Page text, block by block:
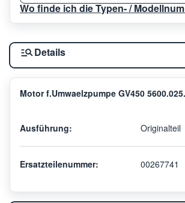
Wo finde ich die Typen- /
Details
Motor f.Umwaelzpumpe GV450
Ausführung: Originalteil
Ersatzteilenummer: 00267741